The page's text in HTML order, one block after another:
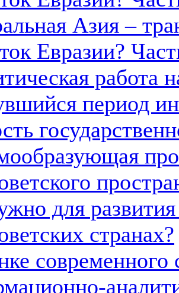
Азия –
Евразии?
работа
период
для
странах?
современного